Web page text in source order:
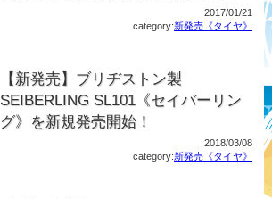
2017/01/21
category:新発売《タイヤ》
【新発売】ブリヂストン製
SEIBERLING SL101《セイバーリン
グ》を新規発売開始！
2018/03/08
category:新発売《タイヤ》